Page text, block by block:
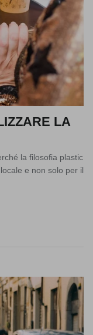
LA
la filosofia plastic
e non solo per il